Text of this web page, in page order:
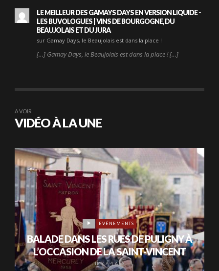
LE MEILLEUR DES GAMAYS DAYS EN VERSION LIQUIDE -
LES BUVOLOGUES | VINS DE BOURGOGNE, DU
BEAUJOLAIS ET DU JURA
sur Gamay Days, le Beaujolais est dans la place !
[…] Gamay Days, le Beaujolais est dans la place ! […]
A VOIR
VIDÉO À LA UNE
EVÉNEMENTS
BALADE DANS LES RUES DE PULIGNY À
L’OCCASION DE LA SAINT-VINCENT
IL Y A 4 ANS